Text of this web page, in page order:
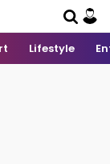
Lifestyle